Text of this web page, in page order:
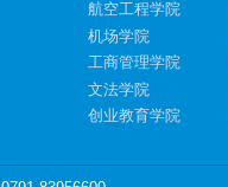
航空工程学院
机场学院
工商管理学院
文法学院
创业教育学院